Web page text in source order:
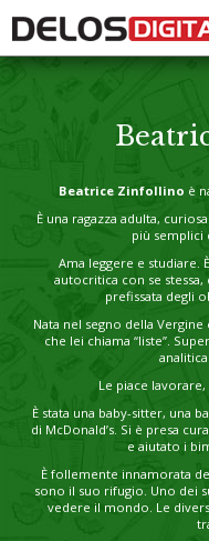
Beatrice Zinfollino è
È una ragazza adulta,
più semplici
Ama leggere e studiare.
autocritica con se
prefissata degli
Nata nel segno della
che lei chiama “liste”.
Le piace
È stata una baby-sitter, una
di McDonald’s. Si è presa
e aiutato i
È follemente innamorata
sono il suo rifugio. Uno dei
vedere il mondo. Le